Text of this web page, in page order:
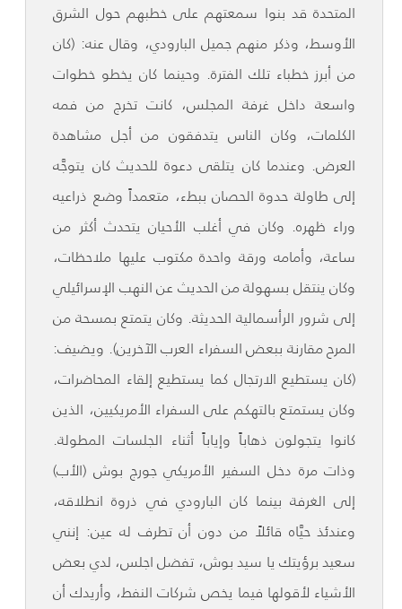
المتحدة قد بنوا سمعتهم على خطبهم حول الشرق
الأوسط، وذكر منهم جميل البارودي، وقال عنه: (كان
من أبرز خطباء تلك الفترة. وحينما كان يخطو خطوات
واسعة داخل غرفة المجلس، كانت تخرج من فمه
الكلمات، وكان الناس يتدفقون من أجل مشاهدة
العرض. وعندما كان يتلقى دعوة للحديث كان يتوجَّه
إلى طاولة حدوة الحصان ببطء، متعمداً وضع ذراعيه
وراء ظهره. وكان في أغلب الأحيان يتحدث أكثر من
ساعة، وأمامه ورقة واحدة مكتوب عليها ملاحظات،
وكان ينتقل بسهولة من الحديث عن النهب الإسرائيلي
إلى شرور الرأسمالية الحديثة. وكان يتمتع بمسحة من
المرح مقارنة ببعض السفراء العرب الآخرين). ويضيف:
(كان يستطيع الارتجال كما يستطيع إلقاء المحاضرات،
وكان يستمتع بالتهكم على السفراء الأمريكيين، الذين
كانوا يتجولون ذهاباً وإياباً أثناء الجلسات المطولة.
وذات مرة دخل السفير الأمريكي جورج بوش (الأب)
إلى الغرفة بينما كان البارودي في ذروة انطلاقه،
وعندئذ حيَّاه قائلاً من دون أن تطرف له عين: إنني
سعيد برؤيتك يا سيد بوش، تفضل اجلس، لدي بعض
الأشياء لأقولها فيما يخص شركات النفط، وأريدك أن